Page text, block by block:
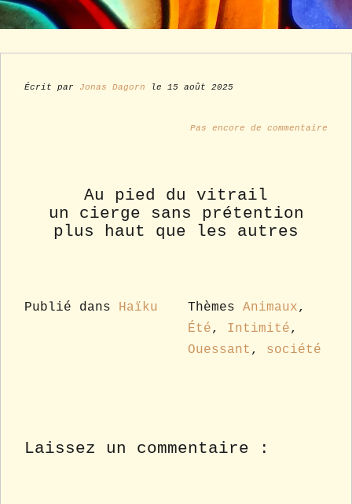
Écrit par Jonas Dagorn le 15 août 2025
Pas encore de commentaire
Au pied du vitrail
un cierge sans prétention
plus haut que les autres
Publié dans Haïku Thèmes Animaux,
Été, Intimité,
Ouessant , société
Laissez un commentaire :